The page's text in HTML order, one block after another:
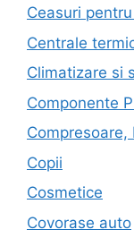
Ceasuri
Centrale
Climatizare si
Componente
Compresoare,
Copii
Cosmetice
Covorase auto